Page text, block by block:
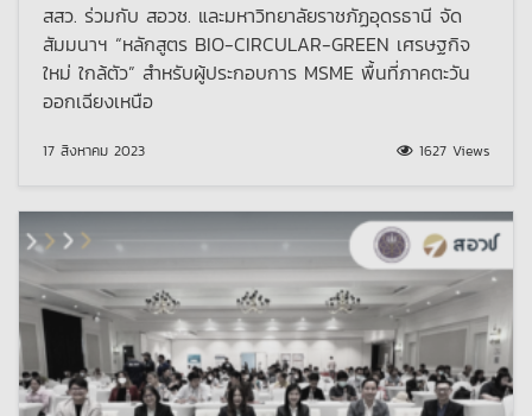
สสว. ร่วมกับ สอวช. และมหาวิทยาลัยราชภัฏอุดรธานี จัด
สัมมนาฯ “หลักสูตร BIO-CIRCULAR-GREEN เศรษฐกิจ
ใหม่ ใกล้ตัว” สำหรับผู้ประกอบการ MSME พื้นที่ภาคตะวัน
ออกเฉียงเหนือ
17 สิงหาคม 2023 1627 Views